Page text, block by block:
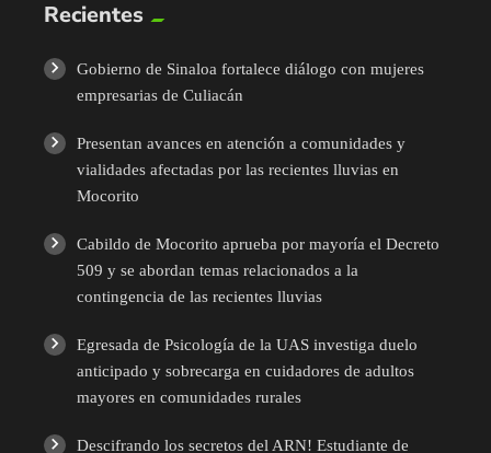
Recientes
Gobierno de Sinaloa fortalece diálogo con mujeres
empresarias de Culiacán
Presentan avances en atención a comunidades y
vialidades afectadas por las recientes lluvias en
Mocorito
Cabildo de Mocorito aprueba por mayoría el Decreto
509 y se abordan temas relacionados a la
contingencia de las recientes lluvias
Egresada de Psicología de la UAS investiga duelo
anticipado y sobrecarga en cuidadores de adultos
mayores en comunidades rurales
Descifrando los secretos del ARN! Estudiante de